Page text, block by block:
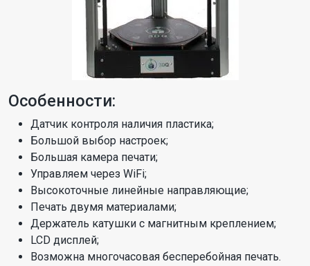
Особенности:
Датчик контроля наличия пластика;
Большой выбор настроек;
Большая камера печати;
Управляем через WiFi;
Высокоточные линейные направляющие;
Печать двумя материалами;
Держатель катушки с магнитным креплением;
LCD дисплей;
Возможна многочасовая бесперебойная печать.